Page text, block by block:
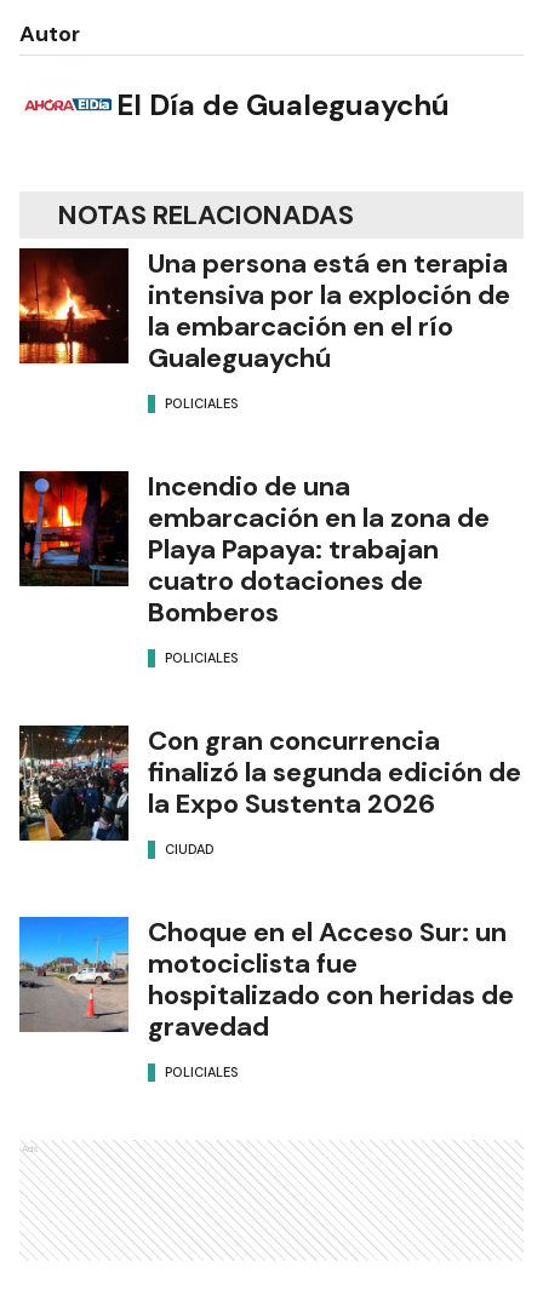
Autor
El Día de Gualeguaychú
NOTAS RELACIONADAS
Una persona está en terapia
intensiva por la exploción de
la embarcación en el río
Gualeguaychú
POLICIALES
Incendio de una
embarcación en la zona de
Playa Papaya: trabajan
cuatro dotaciones de
Bomberos
POLICIALES
Con gran concurrencia
finalizó la segunda edición de
la Expo Sustenta 2026
CIUDAD
Choque en el Acceso Sur: un
motociclista fue
hospitalizado con heridas de
gravedad
POLICIALES
Ads